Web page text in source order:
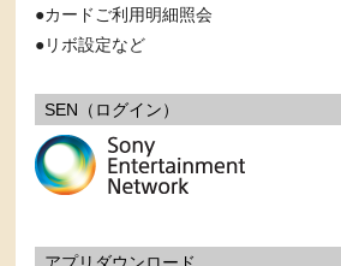
カードご利用明細照会
リボ設定など
SEN（ログイン）